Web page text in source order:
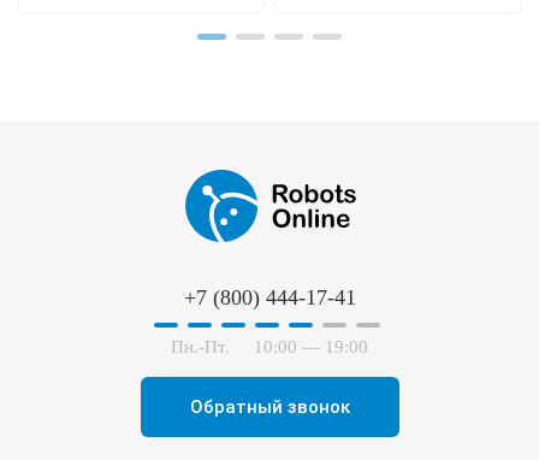
+7 (800) 444-17-41
Пн.-Пт. 10:00 — 19:00
Обратный звонок